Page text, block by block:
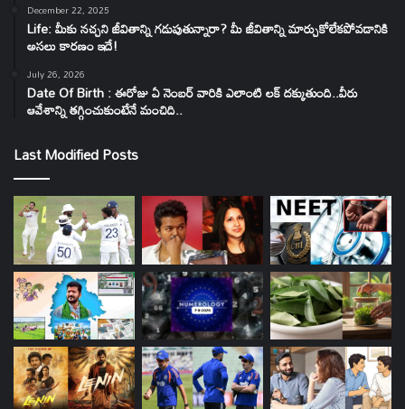
December 22, 2025
Life: మీకు నచ్చని జీవితాన్ని గడుపుతున్నారా? మీ జీవితాన్ని మార్చుకోలేకపోవడానికి
అసలు కారణం ఇదే!
July 26, 2026
Date Of Birth : ఈరోజు ఏ నెంబర్ వారికి ఎలాంటి లక్ దక్కుతుంది..వీరు
ఆవేశాన్ని తగ్గించుకుంటేనే మంచిది..
Last Modified Posts